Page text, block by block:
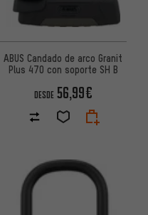
en 14 reseñas
ABUS Candado de arco Granit
Plus 470 con soporte SH B
DESDE 56,99€